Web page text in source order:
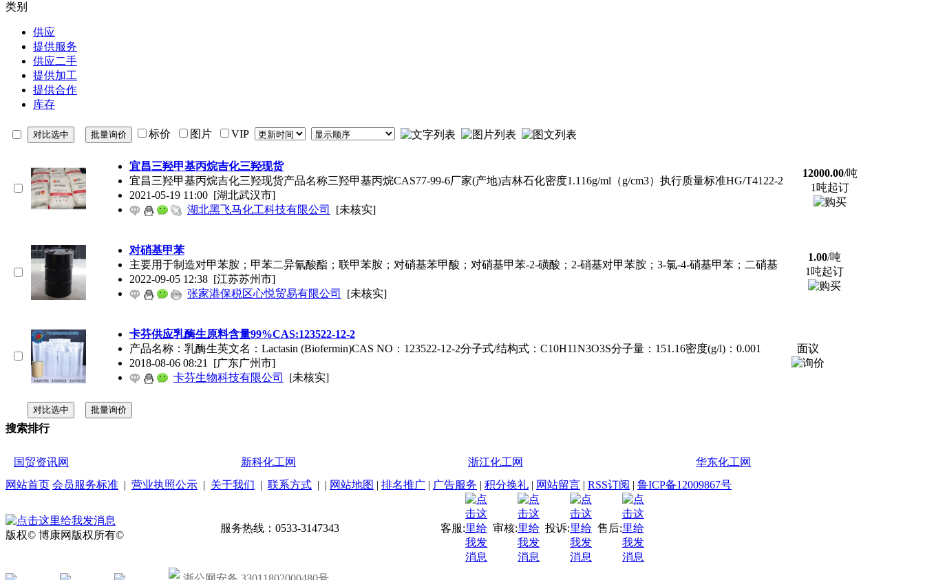
类别
供应
提供服务
供应二手
提供加工
提供合作
库存
标价 图片 VIP
宜昌三羟甲基丙烷吉化三羟现货
宜昌三羟甲基丙烷吉化三羟现货产品名称三羟甲基丙烷CAS77-99-6厂家(产地)吉林石化密度1.116g/ml（g/cm3）执行质量标准HG/T4122-2
2021-05-19 11:00 [湖北武汉市]
湖北黑飞马化工科技有限公司
[未核实]
12000.00/吨
1吨起订
对硝基甲苯
主要用于制造对甲苯胺；甲苯二异氰酸酯；联甲苯胺；对硝基苯甲酸；对硝基甲苯-2-磺酸；2-硝基对甲苯胺；3-氯-4-硝基甲苯；二硝基
2022-09-05 12:38 [江苏苏州市]
张家港保税区心悦贸易有限公司
[未核实]
1.00/吨
1吨起订
卡芬供应乳酶生原料含量99%CAS:123522-12-2
产品名称：乳酶生英文名：Lactasin (Biofermin)CAS NO：123522-12-2分子式/结构式：C10H11N3O3S分子量：151.16密度(g/l)：0.001
2018-08-06 08:21 [广东广州市]
卡芬生物科技有限公司
[未核实]
面议
搜索排行
国贸资讯网 新科化工网 浙江化工网
华东化工网
网站首页 会员服务标准 | 营业执照公示 | 关于我们 | 联系方式 | | 网站地图 | 排名推广 | 广告服务 | 积分换礼 | 网站留言 | RSS订阅 | 鲁ICP备12009867号
版权© 博康网版权所有©
服务热线：0533-3147343 客服: 审核: 投诉: 售后: